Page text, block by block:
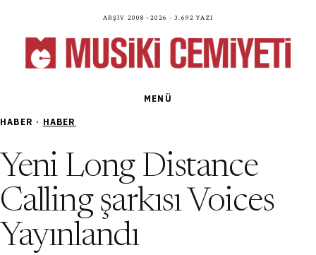
Arşiv 2008—2026 · 3.692 yazı
MENÜ
HABER · HABER
Yeni Long Distance
Calling şarkısı Voices
Yayınlandı